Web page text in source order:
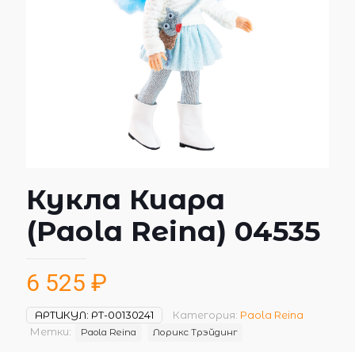
Кукла Киара
(Paola Reina) 04535
6 525 ₽
АРТИКУЛ: РТ-00130241 Категория: Paola Reina
Метки:
Paola Reina Лорикс Трэйдинг